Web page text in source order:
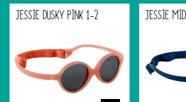
JESSIE DUSKY PINK 1-2 JESSIE